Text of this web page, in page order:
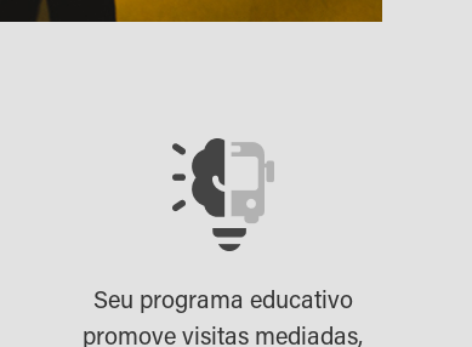
Seu programa educativo
promove visitas mediadas,